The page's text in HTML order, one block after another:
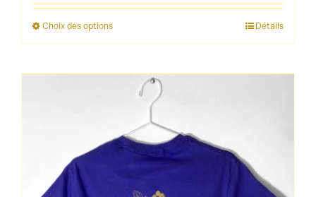
Choix des optionsCe
a
plusieurs
Les
options
peuvent
Détails